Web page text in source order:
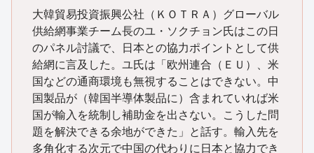
大韓貿易投資振興公社（ＫＯＴＲＡ）グローバル
供給網事業チーム長のユ・ソクチョン氏はこの日
のパネル討議で、日本との協力ポイントとして供
給網に言及した。ユ氏は「欧州連合（ＥＵ）、米
国などの通商環境も無視することはできない。中
国製品が（韓国半導体製品に）含まれていれば米
国が輸入を統制し補助金を出さない。こうした問
題を解決できる余地ができた」と話す。輸入先を
多角化する次元で中国の代わりに日本と協力でき